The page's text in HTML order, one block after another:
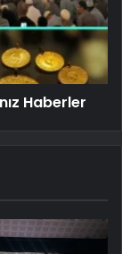
Haberler